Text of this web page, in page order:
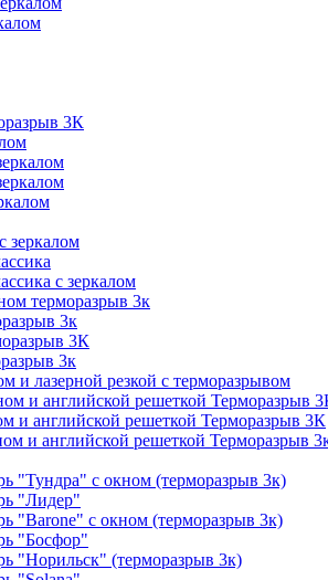
3К
зеркалом
с зеркалом
терморазрыв 3к
3к
3К
3к
и лазерной резкой с терморазрывом
и английской решеткой Терморазрыв
и английской решеткой Терморазрыв 3К
и английской решеткой Терморазрыв
"Тундра" с окном (терморазрыв 3к)
"Лидер"
"Barone" с окном (терморазрыв 3к)
"Босфор"
"Норильск" (терморазрыв 3к)